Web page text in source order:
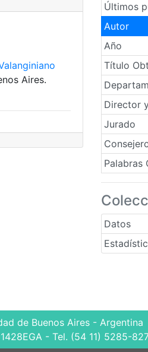
Últimos
Autor
Año
Título
Director
Jurado
Palabras
Datos
Aires.
de Buenos Aires - Argentina
- Tel. (54 11) 5285-